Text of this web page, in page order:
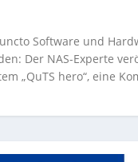
Software und
Der NAS-Experte
„QuTS hero“, eine